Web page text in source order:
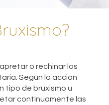
o rechinar los
Según la acción
tipo de bruxismo u
continuamente las